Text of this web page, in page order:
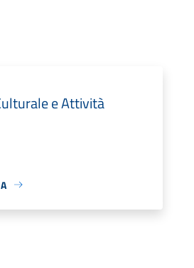
e Attività